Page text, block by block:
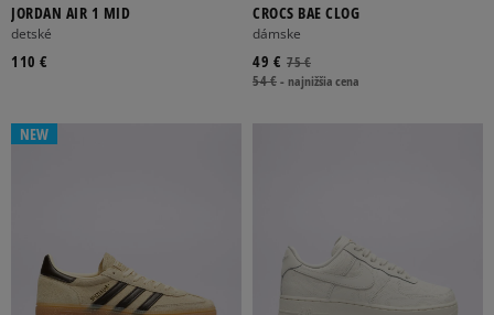
JORDAN AIR 1 MID
detské
110 €
CROCS BAE CLOG
dámske
75 €
49 €
54 €-najnižšia cena
NEW